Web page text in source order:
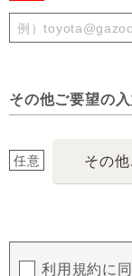
その他ご要望の入
任意 その
利用規約に